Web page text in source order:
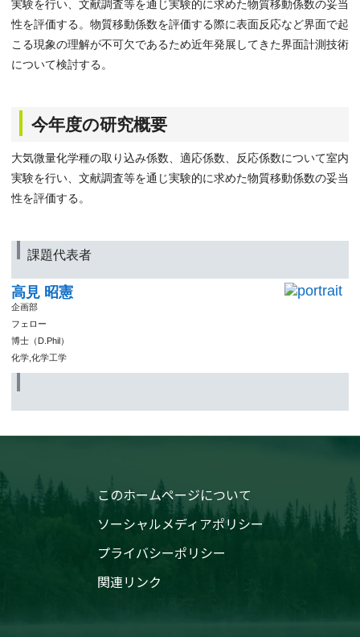
実験を行い、文献調査等を通じ実験的に求めた物質移動係数の妥当
性を評価する。物質移動係数を評価する際に表面反応など界面で起
こる現象の理解が不可欠であるため近年発展してきた界面計測技術
について検討する。
今年度の研究概要
大気微量化学種の取り込み係数、適応係数、反応係数について室内
実験を行い、文献調査等を通じ実験的に求めた物質移動係数の妥当
性を評価する。
課題代表者
高見 昭憲
企画部
フェロー
博士（D.Phil）
化学,化学工学
このホームページについて
ソーシャルメディアポリシー
プライバシーポリシー
関連リンク